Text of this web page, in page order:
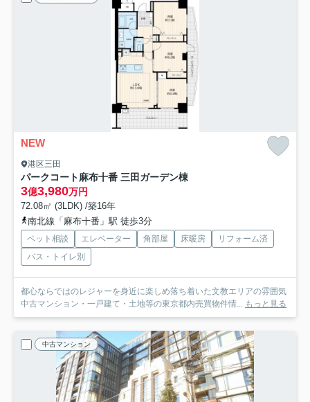
NEW
港区三田
パークコート麻布十番 三田ガーデン棟
3億3,980万円
72.08㎡ (3LDK) /築16年
南北線「麻布十番」駅 徒歩3分
ペット相談 エレベーター 角部屋 床暖房
リフォーム済
バス・トイレ別
都心ならではのレジャーを身近に楽しめ落ち着いた文教エリアの雰囲気
中古マンション・一戸建て・土地等の東京都内売買物件情... もっと見る
中古マンション